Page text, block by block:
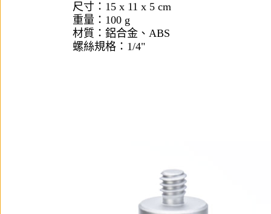
尺寸：15 x 11 x 5 cm
重量：100 g
材質：鋁合金、ABS
螺絲規格：1/4"